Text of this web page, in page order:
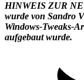
HINWEIS ZUR
wurde von Sandro
Windows-Tweaks-
aufgebaut wurde.